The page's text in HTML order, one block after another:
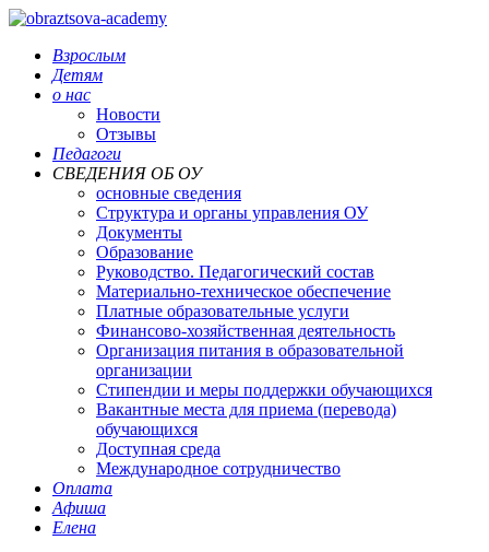
Взрослым
Детям
о нас
Новости
Отзывы
Педагоги
СВЕДЕНИЯ ОБ ОУ
основные сведения
Структура и органы управления ОУ
Документы
Образование
Руководство. Педагогический состав
Материально-техническое обеспечение
Платные образовательные услуги
Финансово-хозяйственная деятельность
Организация питания в образовательной
организации
Стипендии и меры поддержки обучающихся
Вакантные места для приема (перевода)
обучающихся
Доступная среда
Международное сотрудничество
Оплата
Афиша
Елена